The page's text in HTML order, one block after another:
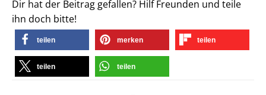
Dir hat der Beitrag gefallen? Hilf Freunden und teile
ihn doch bitte!
teilen merken teilen
teilen teilen